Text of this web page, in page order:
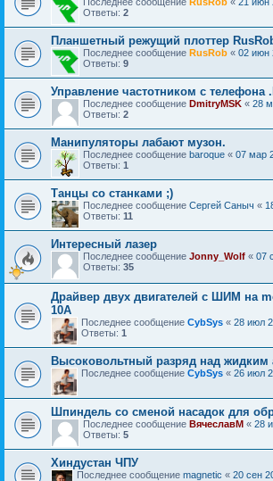
Ответы: 2
Планшетный режущий плоттер
Последнее сообщение RusRob « 02 июн
Ответы: 9
Управление частотником с телефона
Последнее сообщение DmitryMSK « 28
Ответы: 2
Манипуляторы лабают музон.
Последнее сообщение baroque « 07 мар
Ответы: 1
Танцы со станками ;)
Последнее сообщение Сергей Саныч «
Ответы: 11
Интересный лазер
Последнее сообщение Jonny_Wolf « 07
Ответы: 35
Драйвер двух двигателей с ШИМ на
10А
Последнее сообщение CybSys « 28 июл
Ответы: 1
Высоковольтный разряд над жидким
Последнее сообщение CybSys « 26 июл
Шпиндель со сменой насадок для
Последнее сообщение ВячеславМ « 28
Ответы: 5
Хиндустан ЧПУ
Последнее сообщение magnetic « 20 сен